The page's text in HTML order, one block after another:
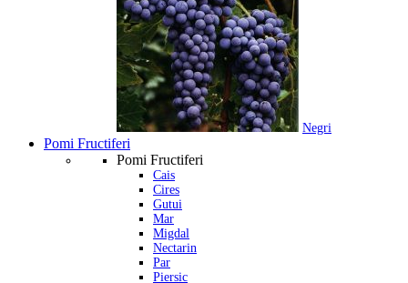
Negri
Pomi Fructiferi
Pomi Fructiferi
Cais
Cires
Gutui
Mar
Migdal
Nectarin
Par
Piersic